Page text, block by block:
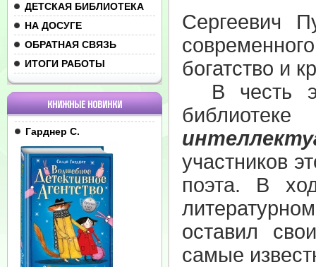
ДЕТСКАЯ БИБЛИОТЕКА
НА ДОСУГЕ
ОБРАТНАЯ СВЯЗЬ
ИТОГИ РАБОТЫ
КНИЖНЫЕ НОВИНКИ
Гарднер С.
Сергеевич
богатство и
В честь
участников
поэта. В
оставил
самые